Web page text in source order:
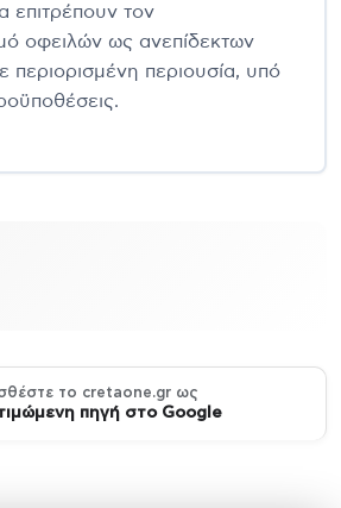
επιτρέπουν τον
οφειλών ως ανεπίδεκτων
περιορισμένη περιουσία, υπό
το cretaone.gr ως
πηγή στο Google